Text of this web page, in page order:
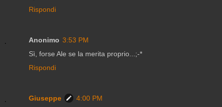
Rispondi
Anonimo 3:53 PM
Sì, forse Ale se la merita proprio...;-*
Rispondi
Giuseppe
4:00 PM